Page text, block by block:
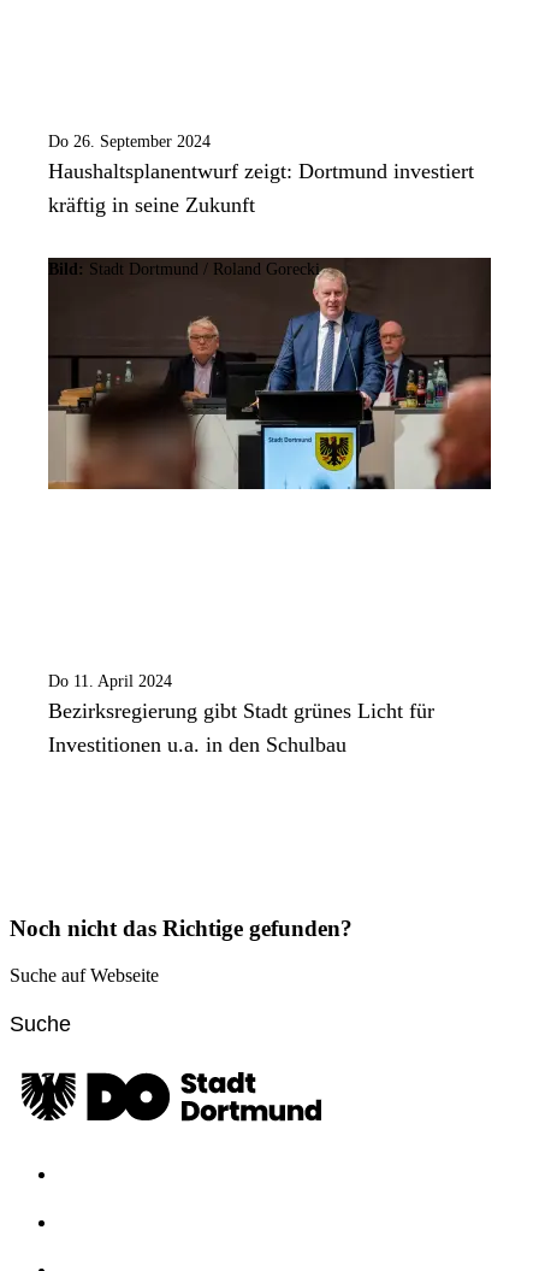
Do 26. September 2024
Haushaltsplanentwurf zeigt: Dortmund investiert
kräftig in seine Zukunft
Bild: Stadt Dortmund / Roland Gorecki
Do 11. April 2024
Bezirksregierung gibt Stadt grünes Licht für
Investitionen u.a. in den Schulbau
Noch nicht das Richtige gefunden?
Suche auf Webseite